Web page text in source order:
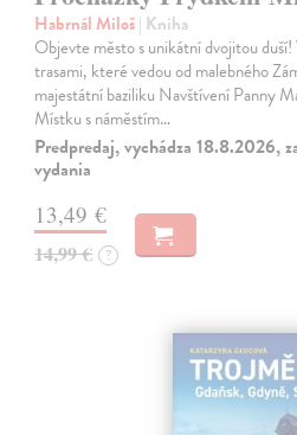
Habrnál Miloš| Kniha
Objevte město s unikátní dvojitou
trasami, které vedou od malebného
majestátní baziliku Navštívení Panny
Místku s náměstím…
Predpredaj, vychádza 18.8.2026,
vydania
13,49 €
14,99 € ?